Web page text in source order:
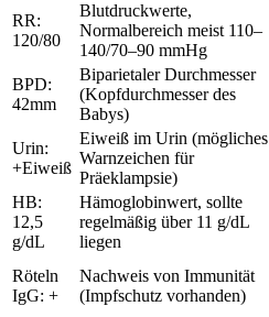
RR:
120/80
Blutdruckwerte,
Normalbereich meist 110–
140/70–90 mmHg
BPD:
42mm
Biparietaler Durchmesser
(Kopfdurchmesser des
Babys)
Urin:
+Eiweiß
Eiweiß im Urin (mögliches
Warnzeichen für
Präeklampsie)
HB:
12,5
g/dL
Hämoglobinwert, sollte
regelmäßig über 11 g/dL
liegen
Röteln
IgG: +
Nachweis von Immunität
(Impfschutz vorhanden)